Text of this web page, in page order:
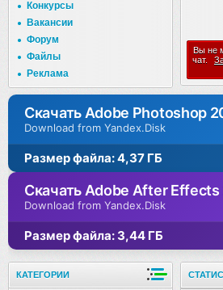
Конкурсы
Вакансии
Форум
Файлы
Реклама
Вы не
чат.
Скачать Adobe Photoshop
Download from Yandex.Disk
Размер файла: 4,37 ГБ
Скачать Adobe After Effects
Download from Yandex.Disk
Размер файла: 3,44 ГБ
КАТЕГОРИИ